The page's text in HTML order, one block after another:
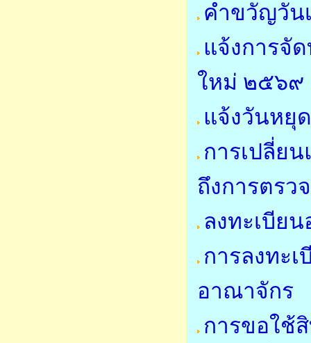
คำขวัญวัน
แจ้งการจั
ใหม่ ๒๕๖๙
แจ้งวันหยุ
การเปลี่ย
ถึงการตรว
ลงทะเบีย
การลงทะ
อาณาจักร
การขอใช้